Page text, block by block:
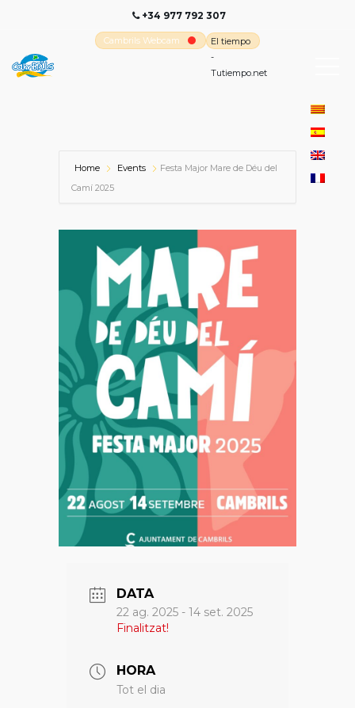
+34 977 792 307
Cambrils Webcam
El tiempo
-
Tutiempo.net
Home Events
Festa Major Mare de Déu del
Camí 2025
DATA
22 ag. 2025 - 14 set. 2025
Finalitzat!
HORA
Tot el dia